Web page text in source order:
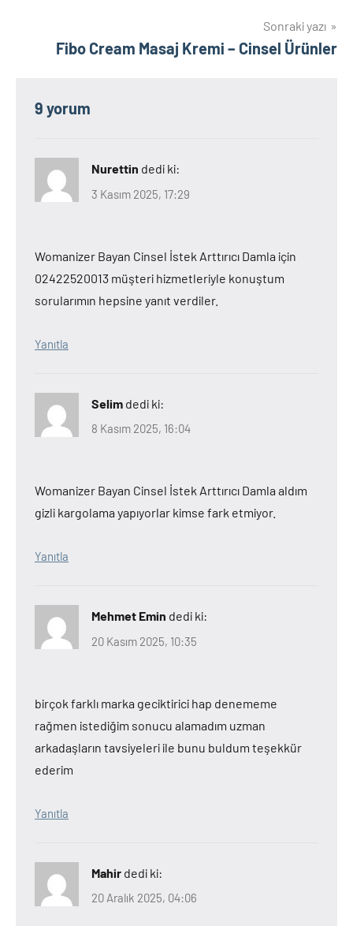
Sonraki yazı
Fibo Cream Masaj Kremi – Cinsel Ürünler
9 yorum
Nurettin dedi ki:
3 Kasım 2025, 17:29
Womanizer Bayan Cinsel İstek Arttırıcı Damla için
02422520013 müşteri hizmetleriyle konuştum
sorularımın hepsine yanıt verdiler.
Yanıtla
Selim dedi ki:
8 Kasım 2025, 16:04
Womanizer Bayan Cinsel İstek Arttırıcı Damla aldım
gizli kargolama yapıyorlar kimse fark etmiyor.
Yanıtla
Mehmet Emin dedi ki:
20 Kasım 2025, 10:35
birçok farklı marka geciktirici hap denememe
rağmen istediğim sonucu alamadım uzman
arkadaşların tavsiyeleri ile bunu buldum teşekkür
ederim
Yanıtla
Mahir dedi ki:
20 Aralık 2025, 04:06